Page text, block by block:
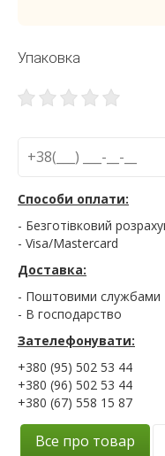
Упаковка
Способи оплати:
- Безготівковий
- Visa/Mastercard
Доставка:
- Поштовими службами
- В господарство
Зателефонувати:
+380 (95) 502 53 44
+380 (96) 502 53 44
+380 (67) 558 15 87
Все про товар